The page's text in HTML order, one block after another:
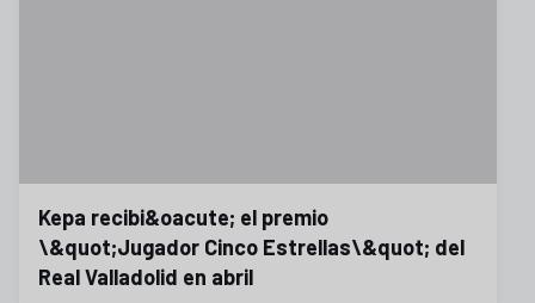
Kepa recibi&oacute; el premio
\&quot;Jugador Cinco Estrellas\&quot; del
Real Valladolid en abril